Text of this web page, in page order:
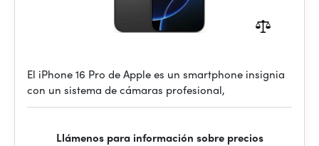
El iPhone 16 Pro de Apple es un smartphone insignia
con un sistema de cámaras profesional,
Llámenos para información sobre precios